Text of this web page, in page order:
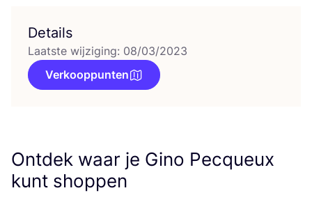
Details
Laatste wijziging: 08/03/2023
Verkooppunten
Ontdek waar je Gino Pecqueux
kunt shoppen